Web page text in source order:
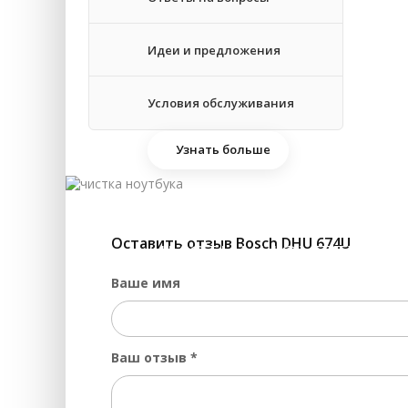
Идеи и предложения
Условия обслуживания
ЧИСТКА НОУТБУКА
Узнать больше
Оставить отзыв Bosch DHU 674U
Ваше имя
Ваш отзыв *